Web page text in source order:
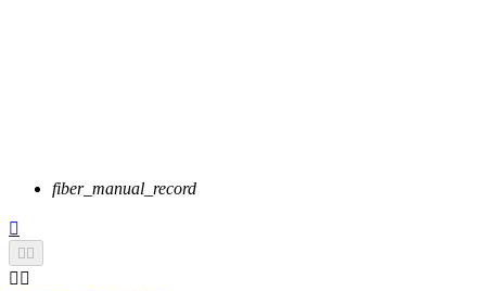
fiber_manual_record

 
 